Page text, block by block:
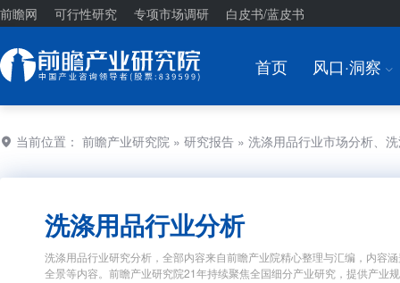
前瞻网 可行性研究 专项市场调研 白皮书/蓝皮书
首页 风口·洞察 I
当前位置： 前瞻产业研究院 » 研究报告 » 洗涤用品行业市场分析、
洗涤用品行业分析
洗涤用品行业研究分析，全部内容来自前瞻产业院精心整理与汇编，内容
全景等内容。前瞻产业研究院21年持续聚焦全国细分产业研究，提供产业